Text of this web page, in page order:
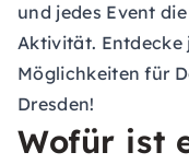
und jedes Event
Aktivität. Entdecke
Möglichkeiten für
Dresden!
Wofür ist